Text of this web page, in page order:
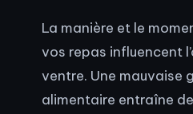
La manière et le
vos repas influencent
ventre. Une mauvaise
alimentaire entraîne